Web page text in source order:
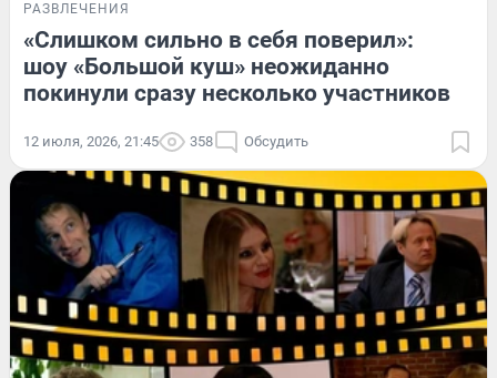
РАЗВЛЕЧЕНИЯ
«Слишком сильно в себя поверил»:
шоу «Большой куш» неожиданно
покинули сразу несколько участников
12 июля, 2026, 21:45 358 Обсудить